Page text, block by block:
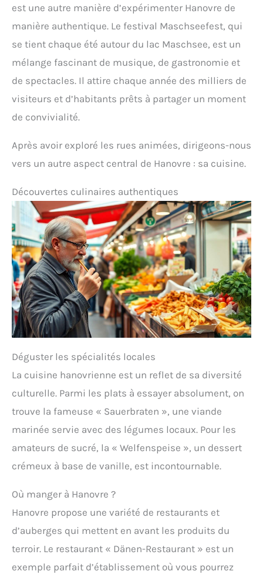
est une autre manière d’expérimenter Hanovre de
manière authentique. Le festival Maschseefest, qui
se tient chaque été autour du lac Maschsee, est un
mélange fascinant de musique, de gastronomie et
de spectacles. Il attire chaque année des milliers de
visiteurs et d’habitants prêts à partager un moment
de convivialité.
Après avoir exploré les rues animées, dirigeons-nous
vers un autre aspect central de Hanovre : sa cuisine.
Découvertes culinaires authentiques
Déguster les spécialités locales
La cuisine hanovrienne est un reflet de sa diversité
culturelle. Parmi les plats à essayer absolument, on
trouve la fameuse « Sauerbraten », une viande
marinée servie avec des légumes locaux. Pour les
amateurs de sucré, la « Welfenspeise », un dessert
crémeux à base de vanille, est incontournable.
Où manger à Hanovre ?
Hanovre propose une variété de restaurants et
d’auberges qui mettent en avant les produits du
terroir. Le restaurant « Dänen-Restaurant » est un
exemple parfait d’établissement où vous pourrez